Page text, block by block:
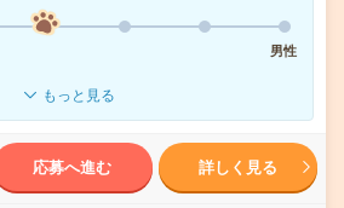
男性
もっと見る
応募へ進む 詳しく見る